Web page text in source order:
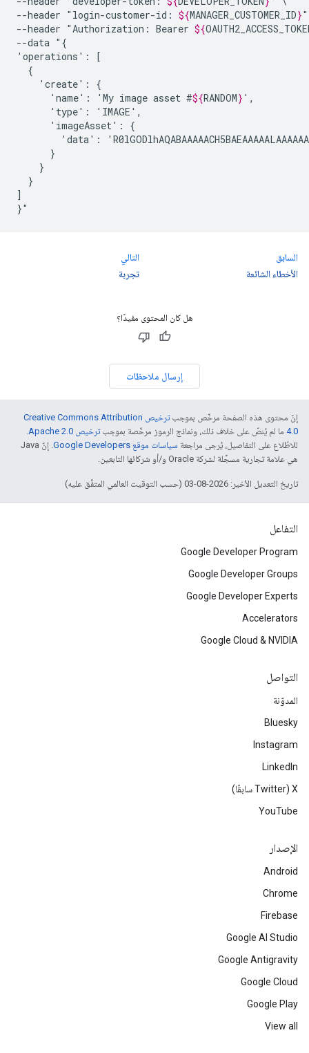
--header "login-customer-id: ${MANAGER_CUSTOMER_ID}"
--header "Authorization: Bearer ${
--data "{
'operations':
'create':
'name':
'My image asset #${RANDOM}
'type':
'imageAsset':
'data':
}
]
}"
السابق
الأخطاء الشائعة
التالي
تجربة
هل كان المحتوى مفيدًا؟
إرسال ملاحظات
إنّ محتوى هذه الصفحة مرخّص بموجب
ترخيص Creative Commons Attribution
4.0‏ ما لم يُنصّ على خلاف ذلك، ونماذج الرموز مرخّصة بموجبترخيص Apache 2.0‏
.
للاطّلاع على التفاصيل، يُرجى مراجعة سياسات موقع Google Developers‏
. إنّ Java
هي علامة تجارية مسجَّلة لشركة Oracle و/أو شركائها التابعين.
تاريخ التعديل الأخير: 2026-08-03 (حسب التوقيت العالمي المتفَّق عليه)
التفاعل
Google Developer Program
Google Developer Groups
Google Developer Experts
Accelerators
Google Cloud & NVIDIA
التواصل
المدوّنة
Bluesky
Instagram
LinkedIn
‫X ‏(Twitter سابقًا)
YouTube
الإصدار
Android
Chrome
Firebase
Google AI Studio
Google Antigravity
Google Cloud
Google Play
View all